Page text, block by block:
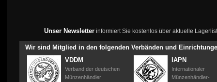
Unser Newsletterinformiert Sie kostenlos über aktuelle
Wir sind Mitglied in den folgenden Verbänden und
VDDM
Verband der deutschen
Münzenhändler
IAPN
Internationaler
Münzenhändler-